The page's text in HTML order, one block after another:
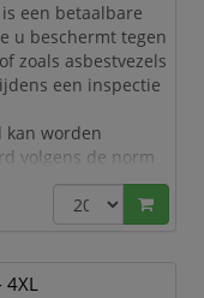
tegen droge
chemische
5/6)
een betaalbare
u beschermt tegen
zoals asbestvezels
een inspectie
kan worden
volgens de norm
III, type 5/6
en de hele dag
4XL